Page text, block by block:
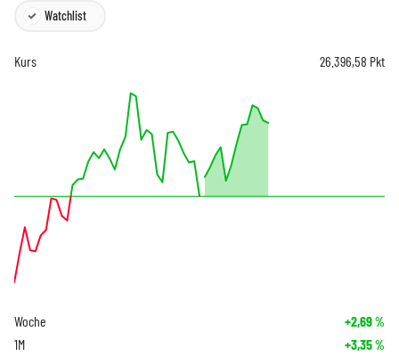
Watchlist
Kurs 26.396,58 Pkt
Woche +2,69%
1M +3,35%